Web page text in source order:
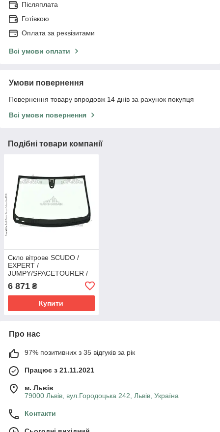
Післяплата
Готівкою
Оплата за реквізитами
Всі умови оплати
Умови повернення
Повернення товару впродовж 14 днів за рахунок покупця
Всі умови повернення
Подібні товари компанії
Скло вітрове SCUDO /
EXPERT /
JUMPY/SPACETOURER /
Zafira Life (Фургон) (2016 -
) Glaspo (Польща)
6 871 ₴
Купити
Про нас
97% позитивних з 35 відгуків за рік
Працює з 21.11.2021
м. Львів
79000 Львів, вул.Городоцька 242, Львів, Україна
Контакти